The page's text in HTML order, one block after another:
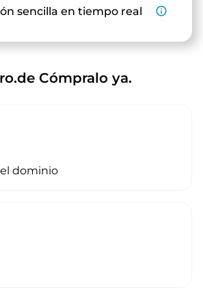
sencilla en tiempo real info_outline
Cómpralo ya.
dominio